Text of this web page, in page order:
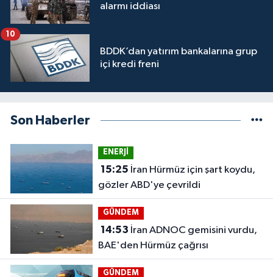
alarmı iddiası
BDDK’dan yatırım bankalarına grup
içi kredi freni
10
Son Haberler
ENERJİ
15:25
gözler ABD'ye çevrildi
GÜNDEM
14:53
BAE'den Hürmüz çağrısı
GÜNDEM